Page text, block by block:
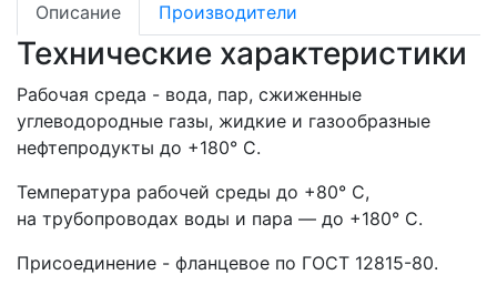
Описание
Производители
Технические характеристики
Рабочая среда - вода, пар, сжиженные
углеводородные газы, жидкие и газообразные
нефтепродукты до +180° С.
Температура рабочей среды до +80° С,
на трубопроводах воды и пара — до +180° С.
Присоединение - фланцевое по ГОСТ 12815-80.